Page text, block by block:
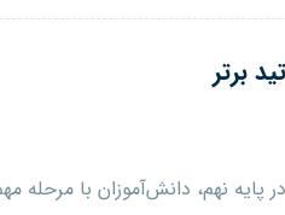
برتر
نهم، دانش‌آموزان با مرحله